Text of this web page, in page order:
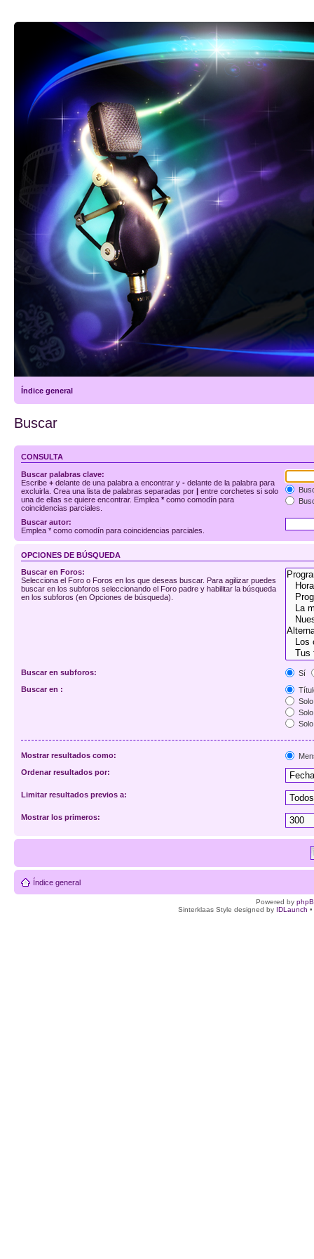
Índice general
Buscar
CONSULTA
Buscar palabras clave:
Escribe + delante de una palabra a encontrar y - delante de la palabra para
excluirla. Crea una lista de palabras separadas por | entre corchetes si solo
una de ellas se quiere encontrar. Emplea * como comodín para
coincidencias parciales.
Buscar autor:
Emplea * como comodín para coincidencias parciales.
OPCIONES DE BÚSQUEDA
Buscar en Foros:
Selecciona el Foro o Foros en los que deseas buscar. Para agilizar puedes
buscar en los subforos seleccionando el Foro padre y habilitar la búsqueda
en los subforos (en Opciones de búsqueda).
Buscar en subforos:
Sí
Buscar en :
Mostrar resultados como:
Ordenar resultados por:
Limitar resultados previos a:
Mostrar los primeros:
Índice general
Powered by
Sinterklaas Style designed by IDLaunch